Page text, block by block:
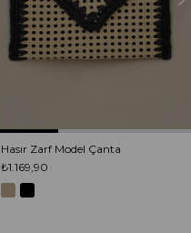
Hasır Zarf Model Çanta
₺1.169,90